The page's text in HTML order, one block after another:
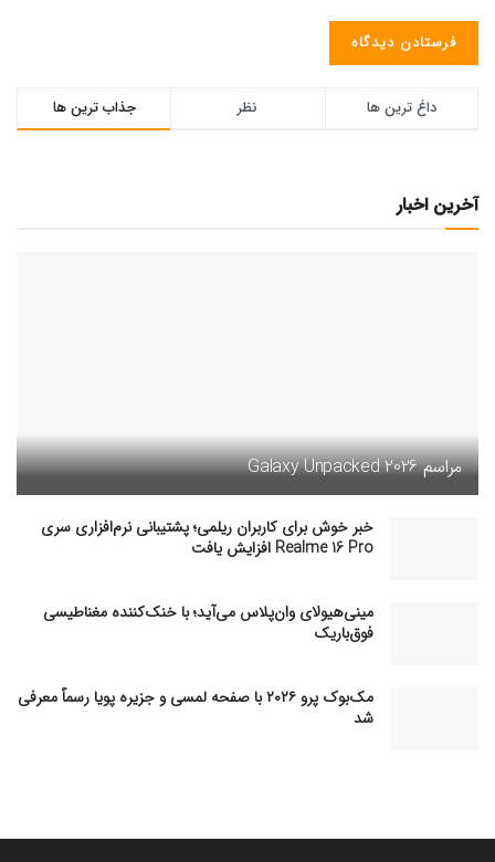
جذاب ترین ها نظر داغ ترین ها
آخرین اخبار
مراسم Galaxy Unpacked 2026
خبر خوش برای کاربران ریلمی؛ پشتیبانی نرم‌افزاری سری
Realme 16 Pro افزایش یافت
مینی‌هیولای وان‌پلاس می‌آید؛ با خنک‌کننده مغناطیسی
فوق‌باریک
مک‌بوک پرو ۲۰۲۶ با صفحه لمسی و جزیره پویا رسماً معرفی
شد